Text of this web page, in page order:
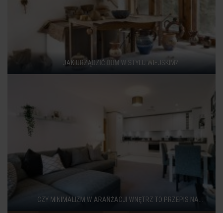
JAK URZĄDZIĆ DOM W STYLU WIEJSKIM?
CZY MINIMALIZM W ARANŻACJI WNĘTRZ TO PRZEPIS NA...